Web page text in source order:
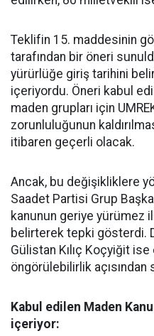
Teklifin 15. maddesinin
tarafından bir öneri
yürürlüğe giriş tarihini
içeriyordu. Öneri kabul
maden grupları için
zorunluluğunun
itibaren geçerli olacak.
Ancak, bu değişikliklere
Saadet Partisi Grup
kanunun geriye yürümez
belirterek tepki gösterdi.
Gülistan Kılıç Koçyiğit
öngörülebilirlik
Kabul edilen Maden
içeriyor: